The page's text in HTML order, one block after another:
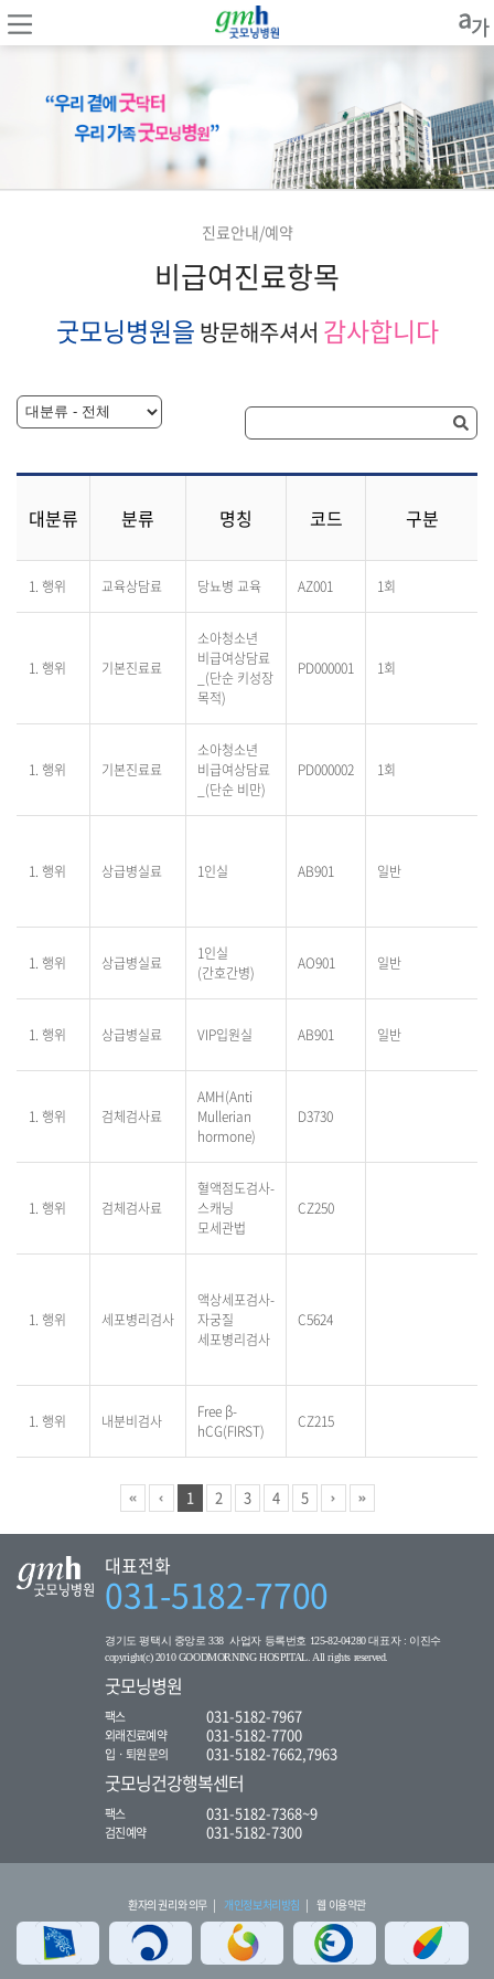
진료안내/예약
비급여진료항목
굿모닝병원을 방문해주셔서 감사합니다
대분류 분류 명칭 코드 구분
1. 행위 교육상담료 당뇨병 교육 AZ001 1회
1. 행위 기본진료료
소아청소년
비급여상담료
_(단순 키성장
목적)
PD000001 1회
1. 행위 기본진료료
소아청소년
비급여상담료
_(단순 비만)
PD000002 1회
1. 행위 상급병실료 1인실 AB901 일반
1. 행위 상급병실료
1인실
(간호간병)
AO901 일반
1. 행위 상급병실료 VIP입원실 AB901 일반
1. 행위 검체검사료
AMH(Anti
Mullerian
hormone)
D3730
1. 행위 검체검사료
혈액점도검사-
스캐닝
모세관법
CZ250
1. 행위 세포병리검사
액상세포검사-
자궁질
세포병리검사
C5624
1. 행위 내분비검사
Free β-
hCG(FIRST)
CZ215
1 2 3 4 5
대표전화
031-5182-7700
경기도 평택시 중앙로 338 사업자 등록번호 125-82-04280 대표자 : 이진수
copyright(c) 2010 GOODMORNING HOSPITAL. All rights reserved.
굿모닝병원
팩스 031-5182-7967
외래진료예약 031-5182-7700
입ㆍ퇴원 문의 031-5182-7662,7963
굿모닝건강행복센터
팩스 031-5182-7368~9
검진예약 031-5182-7300
환자의 권리와 의무 개인정보처리방침 웹 이용약관